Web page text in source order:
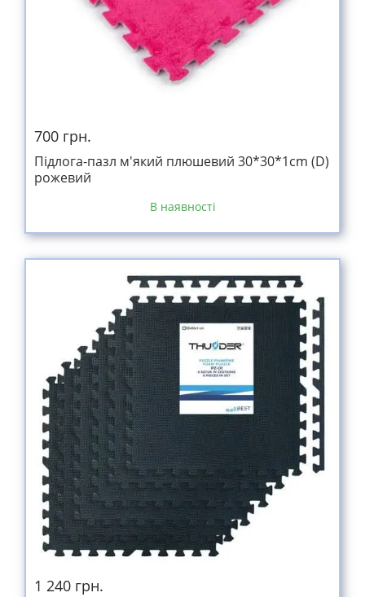
700 грн.
Підлога-пазл м'який плюшевий 30*30*1cm (D)
рожевий
В наявності
1 240 грн.